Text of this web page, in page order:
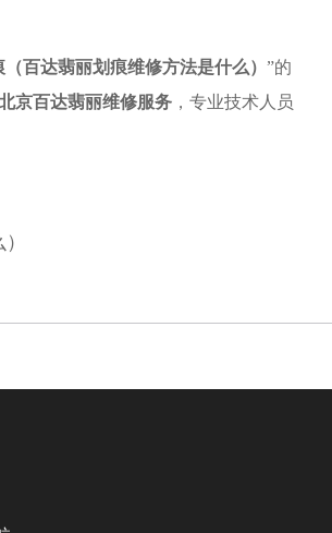
百达翡丽划痕维修方法是什么） ”的
京百达翡丽维修服务 ，专业技术人员